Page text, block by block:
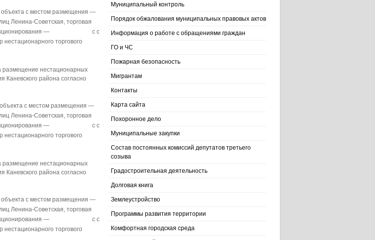
с местом размещения —
Ленина-Советская, торговая
функционирования — с с
торгового
размещение нестационарных
Каневского района согласно
с местом размещения —
Ленина-Советская, торговая
функционирования — с с
торгового
размещение нестационарных
Каневского района согласно
с местом размещения —
Ленина-Советская, торговая
функционирования — с с
торгового
Муниципальный контроль
Порядок обжалования муниципальных правовых актов
Информация о работе с обращениями граждан
ГО и ЧС
Пожарная безопасность
Мигрантам
Контакты
Карта сайта
Похоронное дело
Муниципальные закупки
Состав постоянных комиссий депутатов третьего
созыва
Градостроительная деятельность
Долговая книга
Землеустройство
Программы развития территории
Комфортная городская среда